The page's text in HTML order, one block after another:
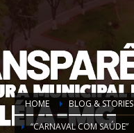
HOME BLOG & STORIES
“CARNAVAL COM SAÚDE”